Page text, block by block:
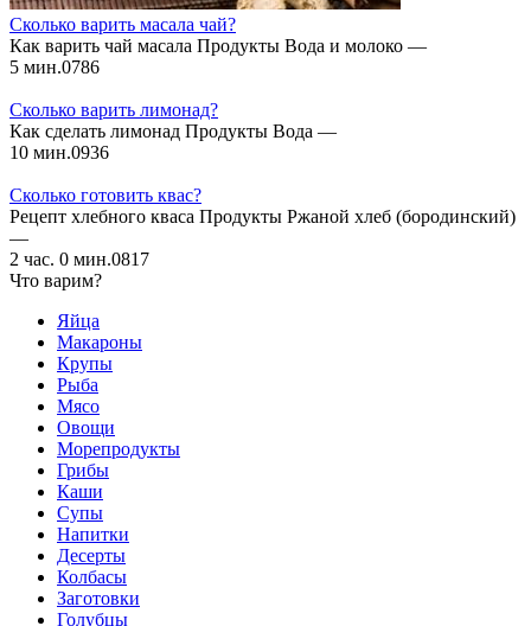
Сколько варить масала чай?
Как варить чай масала Продукты Вода и молоко —
5 мин.0786
Сколько варить лимонад?
Как сделать лимонад Продукты Вода —
10 мин.0936
Сколько готовить квас?
Рецепт хлебного кваса Продукты Ржаной хлеб (бородинский)
—
2 час. 0 мин.0817
Что варим?
Яйца
Макароны
Крупы
Рыба
Мясо
Овощи
Морепродукты
Грибы
Каши
Супы
Напитки
Десерты
Колбасы
Заготовки
Голубцы